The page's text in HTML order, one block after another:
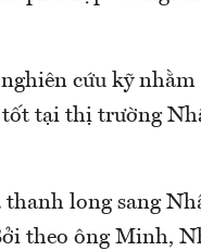
cứu kỹ
tại thị trường
long sang
theo ông Minh,